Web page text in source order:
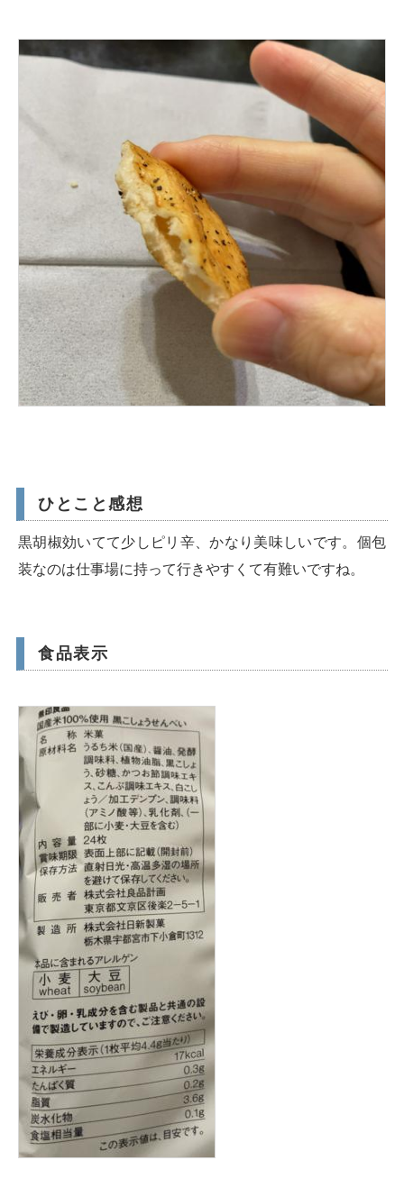
ひとこと感想
黒胡椒効いてて少しピリ辛、かなり美味しいです。個包
装なのは仕事場に持って行きやすくて有難いですね。
食品表示